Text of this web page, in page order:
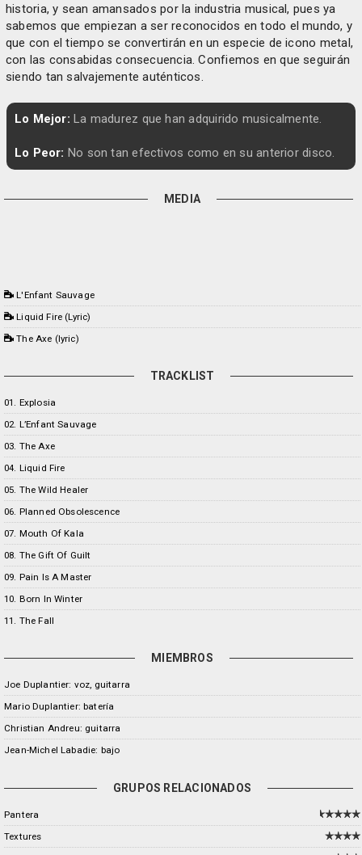
historia, y sean amansados por la industria musical, pues ya
sabemos que empiezan a ser reconocidos en todo el mundo, y
que con el tiempo se convertirán en un especie de icono metal,
con las consabidas consecuencia. Confiemos en que seguirán
siendo tan salvajemente auténticos.
Lo Mejor: La madurez que han adquirido musicalmente.
Lo Peor: No son tan efectivos como en su anterior disco.
MEDIA
L'Enfant Sauvage
Liquid Fire (Lyric)
The Axe (lyric)
TRACKLIST
01. Explosia
02. L’Enfant Sauvage
03. The Axe
04. Liquid Fire
05. The Wild Healer
06. Planned Obsolescence
07. Mouth Of Kala
08. The Gift Of Guilt
09. Pain Is A Master
10. Born In Winter
11. The Fall
MIEMBROS
Joe Duplantier: voz, guitarra
Mario Duplantier: batería
Christian Andreu: guitarra
Jean-Michel Labadie: bajo
GRUPOS RELACIONADOS
Pantera
Textures